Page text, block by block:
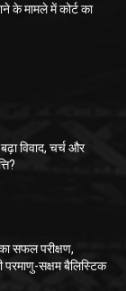
के मामले में कोर्ट का
विवाद, चर्च और
सफल परीक्षण,
परमाणु-सक्षम बैलिस्टिक